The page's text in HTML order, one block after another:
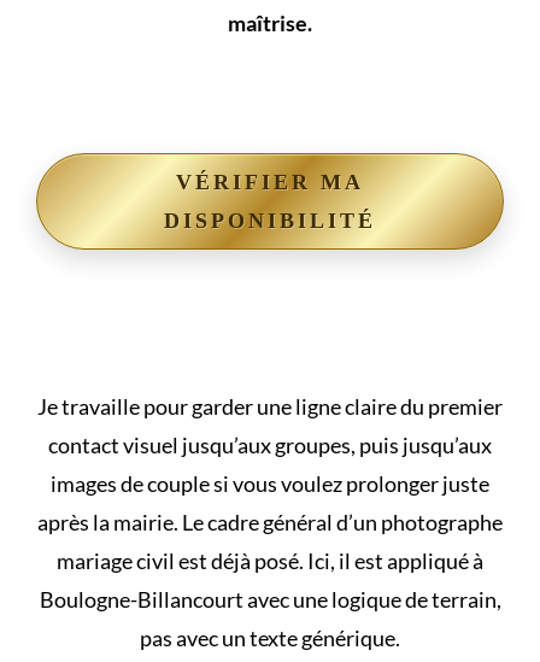
maîtrise.
VÉRIFIER MA
DISPONIBILITÉ
Je travaille pour garder une ligne claire du premier
contact visuel jusqu’aux groupes, puis jusqu’aux
images de couple si vous voulez prolonger juste
après la mairie. Le cadre général d’un photographe
mariage civilest déjà posé. Ici, il est appliqué à
Boulogne-Billancourt avec une logique de terrain,
pas avec un texte générique.